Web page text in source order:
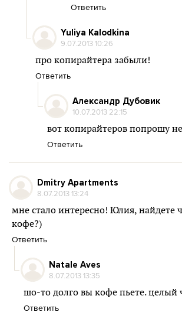
Ответить
Yuliya Kalodkina
9.07.2013 10:26
про копирайтера забыли!
Ответить
Александр Дубовик
10.07.2013 22:15
вот копирайтеров попрошу не
Ответить
Dmitry Apartments
8.07.2013 13:24
мне стало интересно! Юлия, найдете
кофе?)
Ответить
Natale Aves
8.07.2013 13:35
шо-то долго вы кофе пьете. целый
Ответить